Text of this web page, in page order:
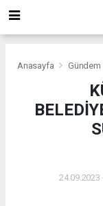
Anasayfa Gündem
24.09.2023